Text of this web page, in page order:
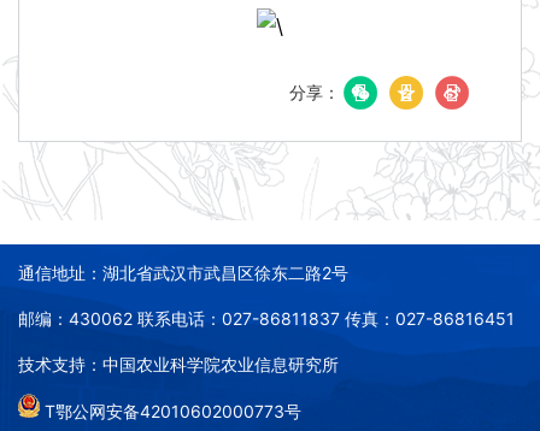
分享：
通信地址：湖北省武汉市武昌区徐东二路2号
邮编：430062 联系电话：027-86811837 传真：027-86816451
技术支持：中国农业科学院农业信息研究所
T鄂公网安备42010602000773号